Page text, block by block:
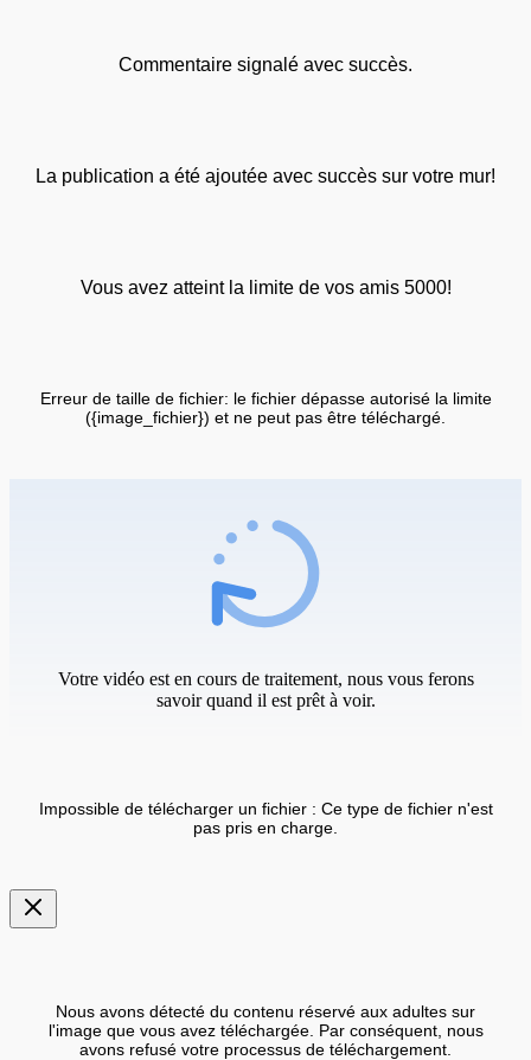
Commentaire signalé avec succès.
La publication a été ajoutée avec succès sur votre mur!
Vous avez atteint la limite de vos amis 5000!
Erreur de taille de fichier: le fichier dépasse autorisé la limite
({image_fichier}) et ne peut pas être téléchargé.
Votre vidéo est en cours de traitement, nous vous ferons
savoir quand il est prêt à voir.
Impossible de télécharger un fichier : Ce type de fichier n'est
pas pris en charge.
Nous avons détecté du contenu réservé aux adultes sur
l'image que vous avez téléchargée. Par conséquent, nous
avons refusé votre processus de téléchargement.